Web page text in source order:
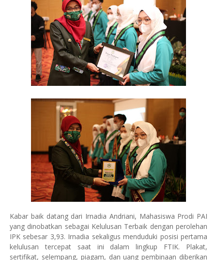
Kabar baik datang dari Irnadia Andriani, Mahasiswa Prodi PAI
yang dinobatkan sebagai Kelulusan Terbaik dengan perolehan
IPK sebesar 3,93. Irnadia sekaligus menduduki posisi pertama
kelulusan tercepat saat ini dalam lingkup FTIK. Plakat,
sertifikat, selempang, piagam, dan uang pembinaan diberikan